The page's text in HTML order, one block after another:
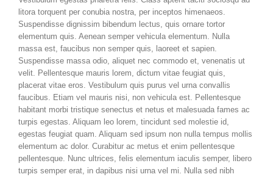
litora torquent per conubia nostra, per inceptos himenaeos.
Suspendisse dignissim bibendum lectus, quis ornare tortor
elementum quis. Aenean semper vehicula elementum. Nulla
massa est, faucibus non semper quis, laoreet et sapien.
Suspendisse massa odio, aliquet nec commodo et, venenatis ut
velit. Pellentesque mauris lorem, dictum vitae feugiat quis,
placerat vitae eros. Vestibulum quis purus vel urna convallis
faucibus. Etiam vel mauris nisi, non vehicula est. Pellentesque
habitant morbi tristique senectus et netus et malesuada fames ac
turpis egestas. Aliquam leo lorem, tincidunt sed molestie id,
egestas feugiat quam. Aliquam sed ipsum non nulla tempus mollis
elementum ac dolor. Curabitur ac metus et enim pellentesque
pellentesque. Nunc ultrices, felis elementum iaculis semper, libero
turpis semper erat, in dapibus nisi urna vel mi. Nulla sed nibh